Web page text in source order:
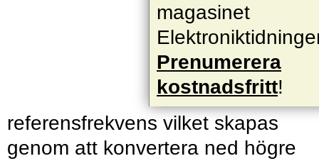
magasinet
Prenumerera
kostnadsfritt!
referensfrekvens vilket skapas
genom att konvertera ned högre